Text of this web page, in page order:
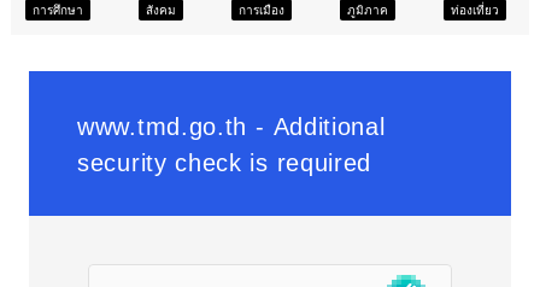
สังคม การเมือง ภูมิภาค ท่องเที่ยว บันเทิง